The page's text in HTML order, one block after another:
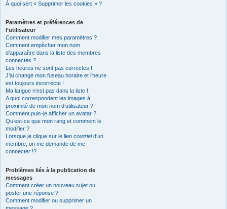
À quoi sert « Supprimer les cookies » ?
Paramètres et préférences de
l’utilisateur
Comment modifier mes paramètres ?
Comment empêcher mon nom
d’apparaître dans la liste des membres
connectés ?
Les heures ne sont pas correctes !
J’ai changé mon fuseau horaire et l’heure
est toujours incorrecte !
Ma langue n’est pas dans la liste !
A quoi correspondent les images à
proximité de mon nom d’utilisateur ?
Comment puis-je afficher un avatar ?
Qu’est-ce que mon rang et comment le
modifier ?
Lorsque je clique sur le lien courrield’un
membre, on me demande de me
connecter !?
Problèmes liés à la publication de
messages
Comment créer un nouveau sujet ou
poster une réponse ?
Comment modifier ou supprimer un